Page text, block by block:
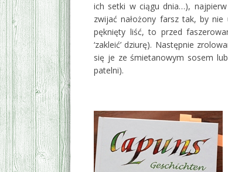
ich setki w ciągu dnia…),
zwijać nałożony farsz tak, by nie
pęknięty liść, to przed
‘zakleić’ dziurę). Następnie
się je ze śmietanowym sosem
patelni).